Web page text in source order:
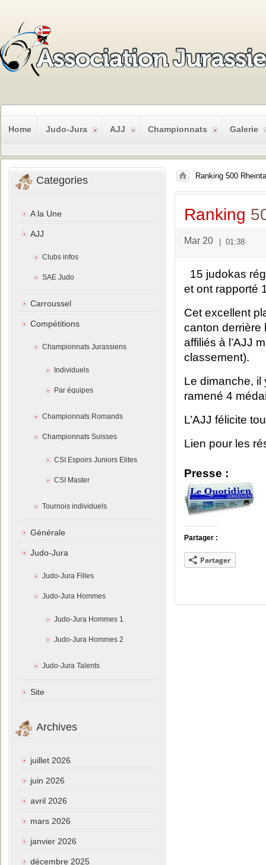
Home Judo-Jura AJJ Championnats Galerie
Ranking 500
Ranking
Mar 20 01:38
15 judokas
et ont rapporté
Cet excellent
canton derrière
affiliés à l’AJJ
classement).
Le dimanche, il
ramené 4
L’AJJ félicite
Lien pour les
Presse :
Partager :
Partager
Categories
A la Une
AJJ
Clubs infos
SAE Judo
Carroussel
Compétitions
Championnats Jurassiens
Individuels
Par équipes
Championnats Romands
Championnats Suisses
CSI Espoirs Juniors Elites
CSI Master
Tournois individuels
Générale
Judo-Jura
Judo-Jura Filles
Judo-Jura Hommes
Judo-Jura Hommes 1
Judo-Jura Hommes 2
Judo-Jura Talents
Site
Archives
juillet 2026
juin 2026
avril 2026
mars 2026
janvier 2026
décembre 2025